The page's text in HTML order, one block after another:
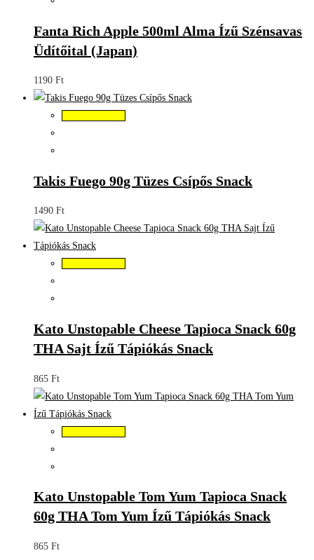
Fanta Rich Apple 500ml Alma Ízű Szénsavas
Üdítőital (Japan)
1190 Ft
Takis Fuego 90g Tüzes Csípős Snack
1490 Ft
Kato Unstopable Cheese Tapioca Snack 60g
THA Sajt Ízű Tápiókás Snack
865 Ft
Kato Unstopable Tom Yum Tapioca Snack
60g THA Tom Yum Ízű Tápiókás Snack
865 Ft